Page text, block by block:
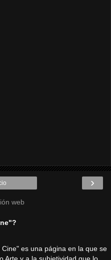
›
web
es una página en la que se